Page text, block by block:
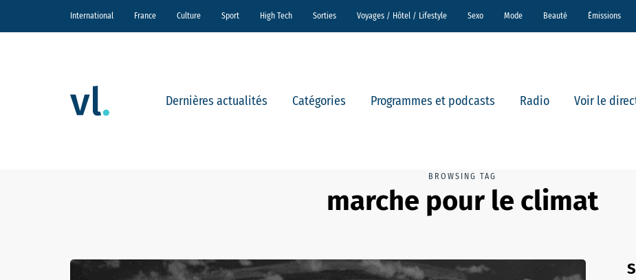
International France Culture Sport High Tech Sorties Voyages / Hôtel / Lifestyle Sexo Mode Beauté Émissions
Dernières actualités Catégories Programmes et podcasts Radio Voir le
BROWSING TAG
marche pour le climat